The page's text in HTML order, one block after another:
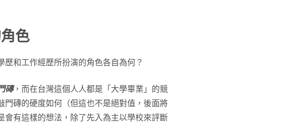
色
和工作經歷所扮演的角色各自為何？
磚，而在台灣這個人人都是「大學畢業」的競
門磚的硬度如何（但這也不是絕對值，後面將
會有這樣的想法，除了先入為主以學校來評斷